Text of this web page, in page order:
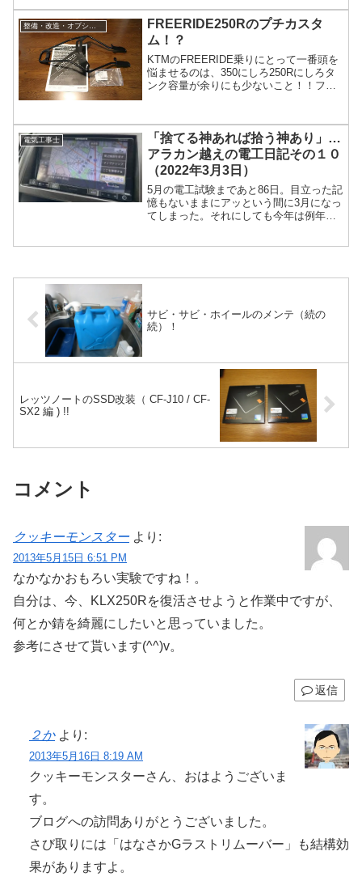
トップ・スイッチやホーンスイッチは、
スイッチボックスの後ろ側に付いている
ため、いちいち人差し指をボッ...
FREERIDE250Rのプチカスタ
ム！？
KTMのFREERIDE乗りにとって一番頭を
悩ませるのは、350にしろ250Rにしろタ
ンク容量が余りにも少ないこと！！フラ
に出かけるとリッター13キロくらいしか
走れない。これだとなかなか遠くに出か
ける気にはなれないので、前々から
FREERIDE...
電気工事士
「捨てる神あれば拾う神あり」…
アラカン越えの電工日記その１０
（2022年3月3日）
5月の電工試験まであと86日。目立った記
憶もないままにアッという間に3月になっ
てしまった。それにしても今年は例年に
ど、今年は写真活動を自粛することにし
サビ・サビ・ホイールのメンテ（続の
続）！
レッツノートのSSD改装（ CF-J10 / CF-
SX2 編 ) !!
コメント
クッキーモンスター より:
2013年5月15日 6:51 PM
なかなかおもろい実験ですね！。
自分は、今、KLX250Rを復活させようと作業中ですが、
何とか錆を綺麗にしたいと思っていました。
参考にさせて貰います(^^)v。
返信
２か より:
2013年5月16日 8:19 AM
クッキーモンスターさん、おはようございま
す。
ブログへの訪問ありがとうございました。
さび取りには「はなさかGラストリムーバー」も結構効
果がありますよ。